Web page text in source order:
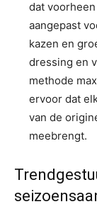
dat
aangepast
kazen en
dressing en
methode
ervoor dat
van de
meebrengt.